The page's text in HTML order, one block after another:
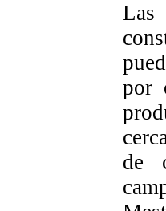
Las
por
de